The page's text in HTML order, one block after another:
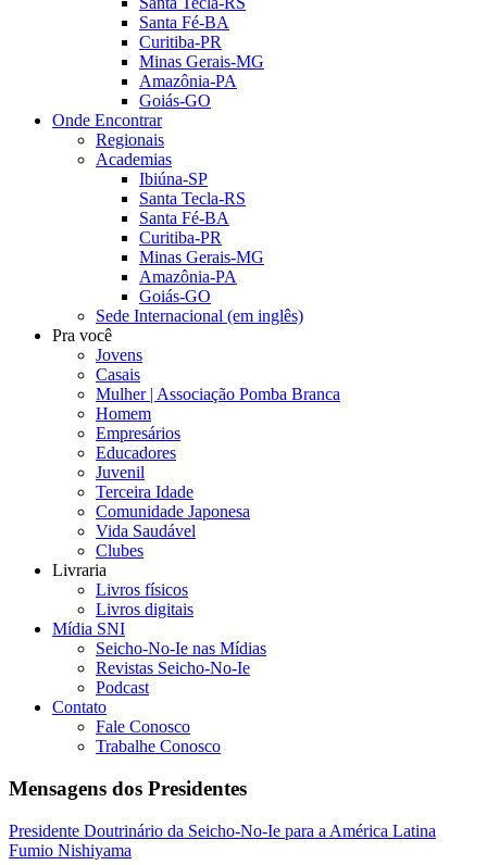
Santa Fé-BA
Curitiba-PR
Minas Gerais-MG
Amazônia-PA
Goiás-GO
Onde Encontrar
Regionais
Academias
Ibiúna-SP
Santa Tecla-RS
Santa Fé-BA
Curitiba-PR
Minas Gerais-MG
Amazônia-PA
Goiás-GO
Sede Internacional (em inglês)
Pra você
Jovens
Casais
Mulher | Associação Pomba Branca
Homem
Empresários
Educadores
Juvenil
Terceira Idade
Comunidade Japonesa
Vida Saudável
Clubes
Livraria
Livros físicos
Livros digitais
Mídia SNI
Seicho-No-Ie nas Mídias
Revistas Seicho-No-Ie
Podcast
Contato
Fale Conosco
Trabalhe Conosco
Mensagens dos Presidentes
Presidente Doutrinário da Seicho-No-Ie para a América Latina
Fumio Nishiyama